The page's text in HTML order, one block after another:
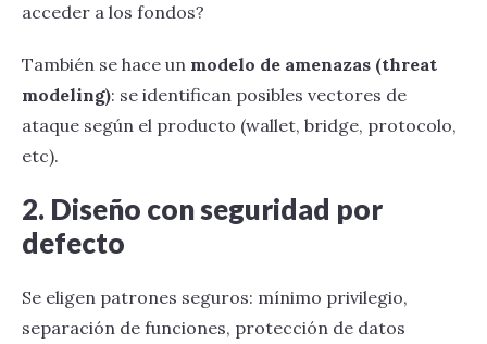
acceder a los fondos?
También se hace un modelo de amenazas (threat
modeling): se identifican posibles vectores de
ataque según el producto (wallet, bridge, protocolo,
etc).
2. Diseño con seguridad por
defecto
Se eligen patrones seguros: mínimo privilegio,
separación de funciones, protección de datos